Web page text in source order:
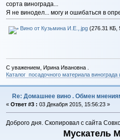
сорта винограда...
Я не винодел... могу и ошибаться в
Вино от Кузьмина И.Е.,.jpg(276.31 КБ,
С уважением, Ирина Ивановна .
Каталог посадочного материала
Re: Домашнее вино . Обмен
« Ответ #3 : 03 Декабря 2015, 15:56:23 »
Доброго дня. Скопировал с сайта
Мускатель